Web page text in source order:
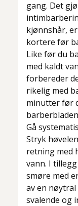
gang. Det
kjønnshår,
kortere før
Like før du
med kaldt
forbereder
rikelig med
minutter før
Gå
Stryk
retning med
vann. I
smøre med
av en
svalende og